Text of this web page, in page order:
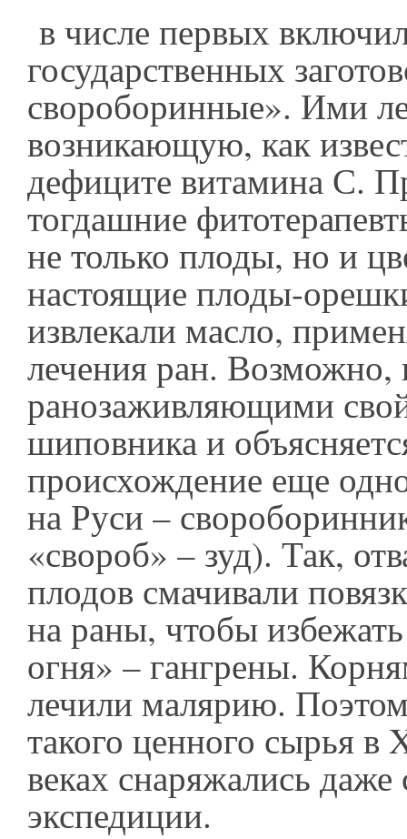
в числе первых
государственных
свороборинные». Ими
возникающую, как
дефиците витамина С.
тогдашние
не только плоды, но и
настоящие плоды-
извлекали масло,
лечения ран. Возможно,
ранозаживляющими
шиповника и
происхождение еще
на Руси –
«свороб» – зуд). Так,
плодов смачивали
на раны, чтобы
огня» – гангрены.
лечили малярию.
такого ценного сырья
веках снаряжались
экспедиции.